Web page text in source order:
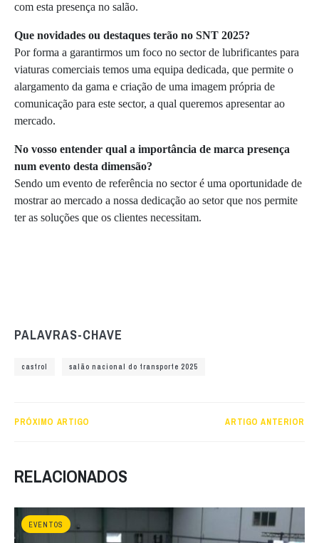
com esta presença no salão.
Que novidades ou destaques terão no SNT 2025?
Por forma a garantirmos um foco no sector de lubrificantes para
viaturas comerciais temos uma equipa dedicada, que permite o
alargamento da gama e criação de uma imagem própria de
comunicação para este sector, a qual queremos apresentar ao
mercado.
No vosso entender qual a importância de marca presença
num evento desta dimensão?
Sendo um evento de referência no sector é uma oportunidade de
mostrar ao mercado a nossa dedicação ao setor que nos permite
ter as soluções que os clientes necessitam.
PALAVRAS-CHAVE
castrol salão nacional do transporte 2025
PRÓXIMO ARTIGO ARTIGO ANTERIOR
RELACIONADOS
EVENTOS